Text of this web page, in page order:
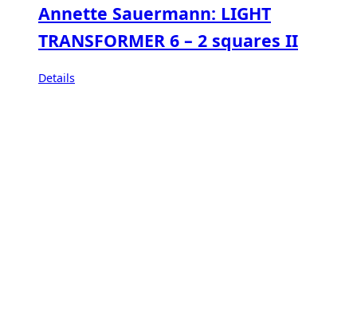
Annette Sauermann: LIGHT
TRANSFORMER 6 – 2 squares II
Details